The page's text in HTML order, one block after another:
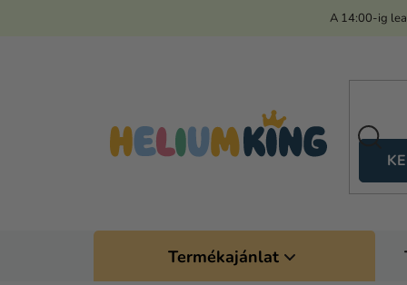
A 14:00-ig
Termékajánlat